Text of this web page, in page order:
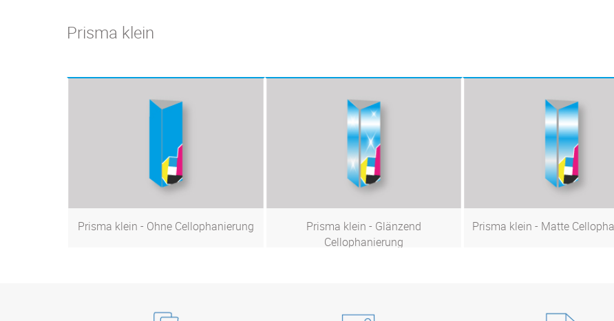
Prisma klein
Prisma klein - Ohne Cellophanierung
Prisma klein - Glänzend
Cellophanierung
Prisma klein - Matte